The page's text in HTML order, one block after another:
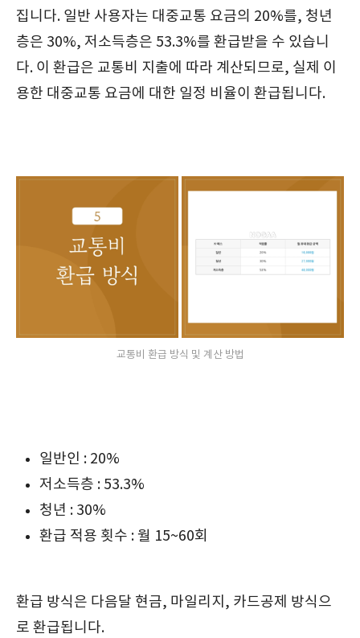
집니다. 일반 사용자는 대중교통 요금의 20%를, 청년
층은 30%, 저소득층은 53.3%를 환급받을 수 있습니
다. 이 환급은 교통비 지출에 따라 계산되므로, 실제 이
용한 대중교통 요금에 대한 일정 비율이 환급됩니다.
교통비 환급 방식 및 계산 방법
일반인 : 20%
저소득층 : 53.3%
청년 : 30%
환급 적용 횟수 : 월 15~60회
환급 방식은 다음달 현금, 마일리지, 카드공제 방식으
로 환급됩니다.